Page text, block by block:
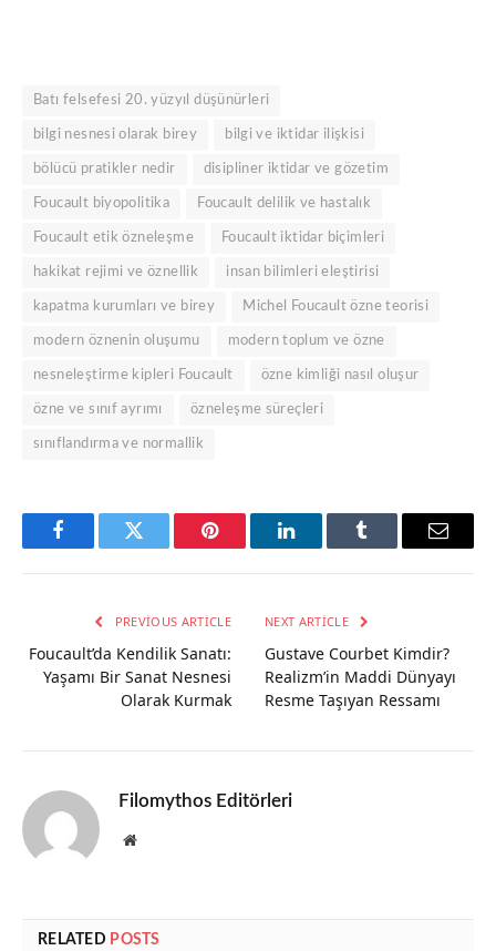
Batı felsefesi 20. yüzyıl düşünürleri
bilgi nesnesi olarak birey bilgi ve iktidar ilişkisi
bölücü pratikler nedir disipliner iktidar ve gözetim
Foucault biyopolitika Foucault delilik ve hastalık
Foucault etik özneleşme Foucault iktidar biçimleri
hakikat rejimi ve öznellik insan bilimleri eleştirisi
kapatma kurumları ve birey Michel Foucault özne teorisi
modern öznenin oluşumu modern toplum ve özne
nesneleştirme kipleri Foucault özne kimliği nasıl oluşur
özne ve sınıf ayrımı özneleşme süreçleri
sınıflandırma ve normallik
FacebookTwitter Pinterest LinkedInTumblr Email
PREVIOUS ARTICLE
Foucault’da Kendilik Sanatı:
Yaşamı Bir Sanat Nesnesi
Olarak Kurmak
NEXT ARTICLE
Gustave Courbet Kimdir?
Realizm’in Maddi Dünyayı
Resme Taşıyan Ressamı
Filomythos Editörleri
Website
RELATED POSTS